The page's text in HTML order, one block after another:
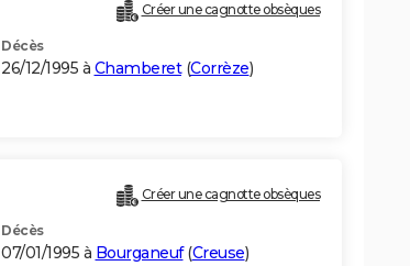
Créer une cagnotte obsèques
Décès
26/12/1995 à Chamberet(Corrèze)
Créer une cagnotte obsèques
Décès
07/01/1995 à Bourganeuf(Creuse)